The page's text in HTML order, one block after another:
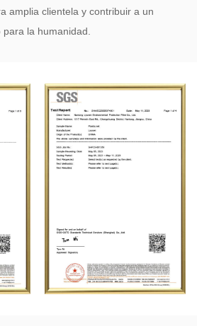
amplia clientela y contribuir a un
la humanidad.